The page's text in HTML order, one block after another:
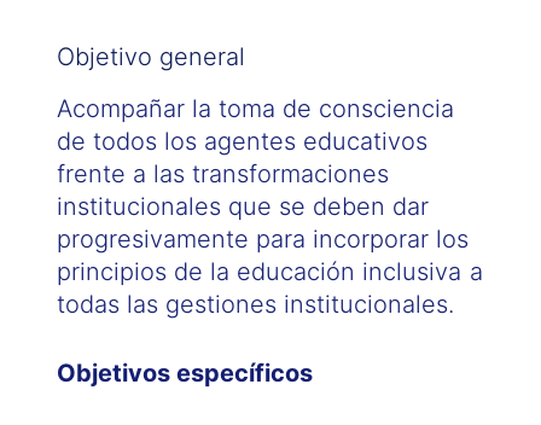
Objetivo general
Acompañar la toma de consciencia
de todos los agentes educativos
frente a las transformaciones
institucionales que se deben dar
progresivamente para incorporar los
principios de la educación inclusiva a
todas las gestiones institucionales.
Objetivos específicos